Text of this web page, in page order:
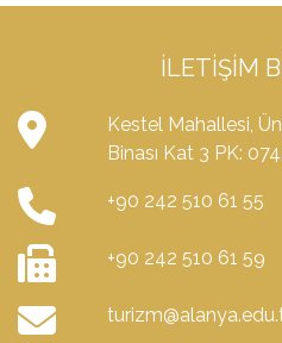
İLETIŞIM
Kestel Mahallesi,
Binası Kat 3 PK:
+90 242 510 61 55
+90 242 510 61 59